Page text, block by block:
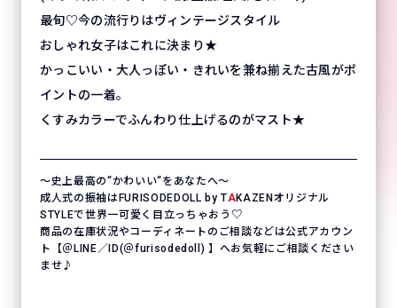
最旬♡今の流行りはヴィンテージスタイル
おしゃれ女子はこれに決まり★
かっこいい・大人っぽい・きれいを兼ね揃えた古風がポ
イントの一着。
くすみカラーでふんわり仕上げるのがマスト★
〜史上最高の“かわいい“をあなたへ〜
成人式の振袖はFURISODEDOLL by TAKAZENオリジナル
STYLEで世界一可愛く目立っちゃおう♡
商品の在庫状況やコーディネートのご相談などは公式アカウン
ト【＠LINE／ID(＠furisodedoll) 】へお気軽にご相談ください
ませ♪